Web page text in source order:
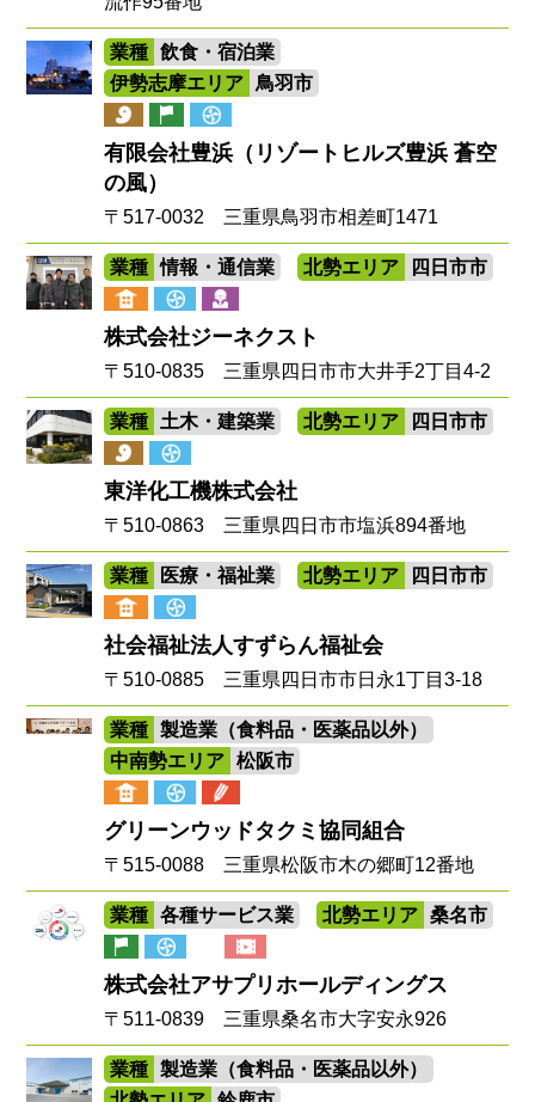
業種
飲食・宿泊業
伊勢志摩エリア
鳥羽市
有限会社豊浜（リゾートヒルズ豊浜 蒼空
の風）
〒517-0032 三重県鳥羽市相差町1471
業種 情報・通信業 北勢エリア 四日市市
株式会社ジーネクスト
〒510-0835 三重県四日市市大井手2丁目4-2
業種 土木・建築業 北勢エリア 四日市市
東洋化工機株式会社
〒510-0863 三重県四日市市塩浜894番地
業種 医療・福祉業 北勢エリア 四日市市
社会福祉法人すずらん福祉会
〒510-0885 三重県四日市市日永1丁目3-18
業種
製造業（食料品・医薬品以外）
中南勢エリア
松阪市
グリーンウッドタクミ協同組合
〒515-0088 三重県松阪市木の郷町12番地
業種 各種サービス業 北勢エリア 桑名市
株式会社アサプリホールディングス
〒511-0839 三重県桑名市大字安永926
業種
製造業（食料品・医薬品以外）